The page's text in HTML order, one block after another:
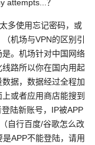
attempts...？
多使用忘记密码，或
机场与VPN的区别引
。机场针对中国网络
路所以你在国内用起
据，数据经过全程加
或者应用商店能搜到
陆新账号，IP被APP
自行百度/谷歌怎么改
APP不能登陆，请用